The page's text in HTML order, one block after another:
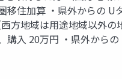
住加算 ・県外からの
方地域は用途地域以外
入 20万円 ・県外から